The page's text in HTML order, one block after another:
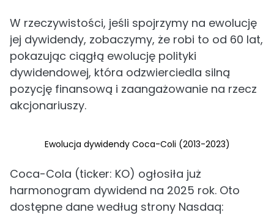
W rzeczywistości, jeśli spojrzymy na ewolucję
jej dywidendy, zobaczymy, że robi to od 60 lat,
pokazując ciągłą ewolucję polityki
dywidendowej, która odzwierciedla silną
pozycję finansową i zaangażowanie na rzecz
akcjonariuszy.
Ewolucja dywidendy Coca-Coli (2013-2023)
Coca-Cola (ticker: KO) ogłosiła już
harmonogram dywidend na 2025 rok. Oto
dostępne dane według strony Nasdaq: